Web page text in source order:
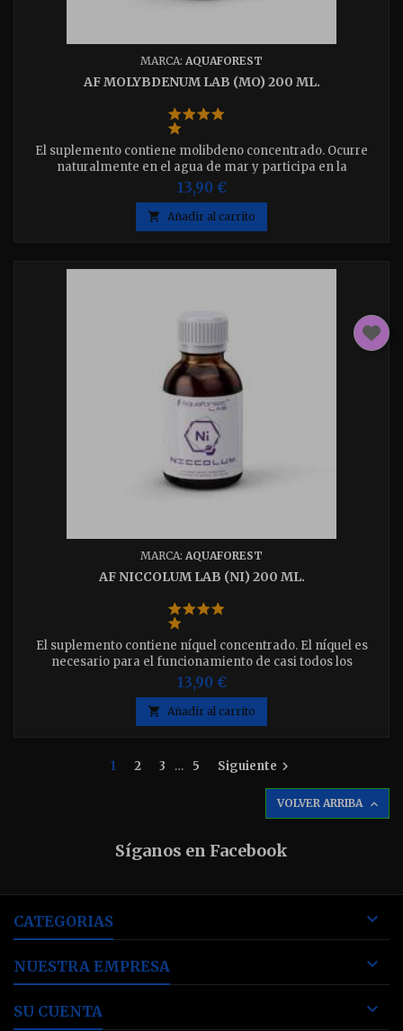
MARCA: AQUAFOREST
AF MOLYBDENUM LAB (MO) 200 ML.
El suplemento contiene molibdeno concentrado. Ocurre
naturalmente en el agua de mar y participa en la
transformación y unión del nitrógeno, la biosíntesis de
proteínas y la biosíntesis de la vitamina C. La deficiencia de
molibdeno da como resultado la desaceleración del
crecimiento o su inhibición completa.
13,90 €
 Añadir al carrito
MARCA: AQUAFOREST
AF NICCOLUM LAB (NI) 200 ML.
El suplemento contiene níquel concentrado. El níquel es
necesario para el funcionamiento de casi todos los
microorganismos. Su deficiencia da como resultado un
metabolismo reducido del nitrógeno y el hierro.
13,90 €
 Añadir al carrito
1 2 3 … 5 Siguiente 
VOLVER ARRIBA 
Síganos en Facebook
CATEGORIAS 
NUESTRA EMPRESA 
SU CUENTA 